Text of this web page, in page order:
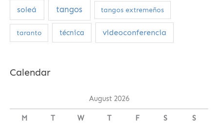
soleá tangos tangos extremeños
taranto técnica videoconferencia
Calendar
August 2026
M T W T F S S